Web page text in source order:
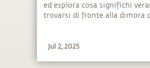
ed esplora cosa significhi
trovarsi di fronte alla dimora
Jul 2, 2025